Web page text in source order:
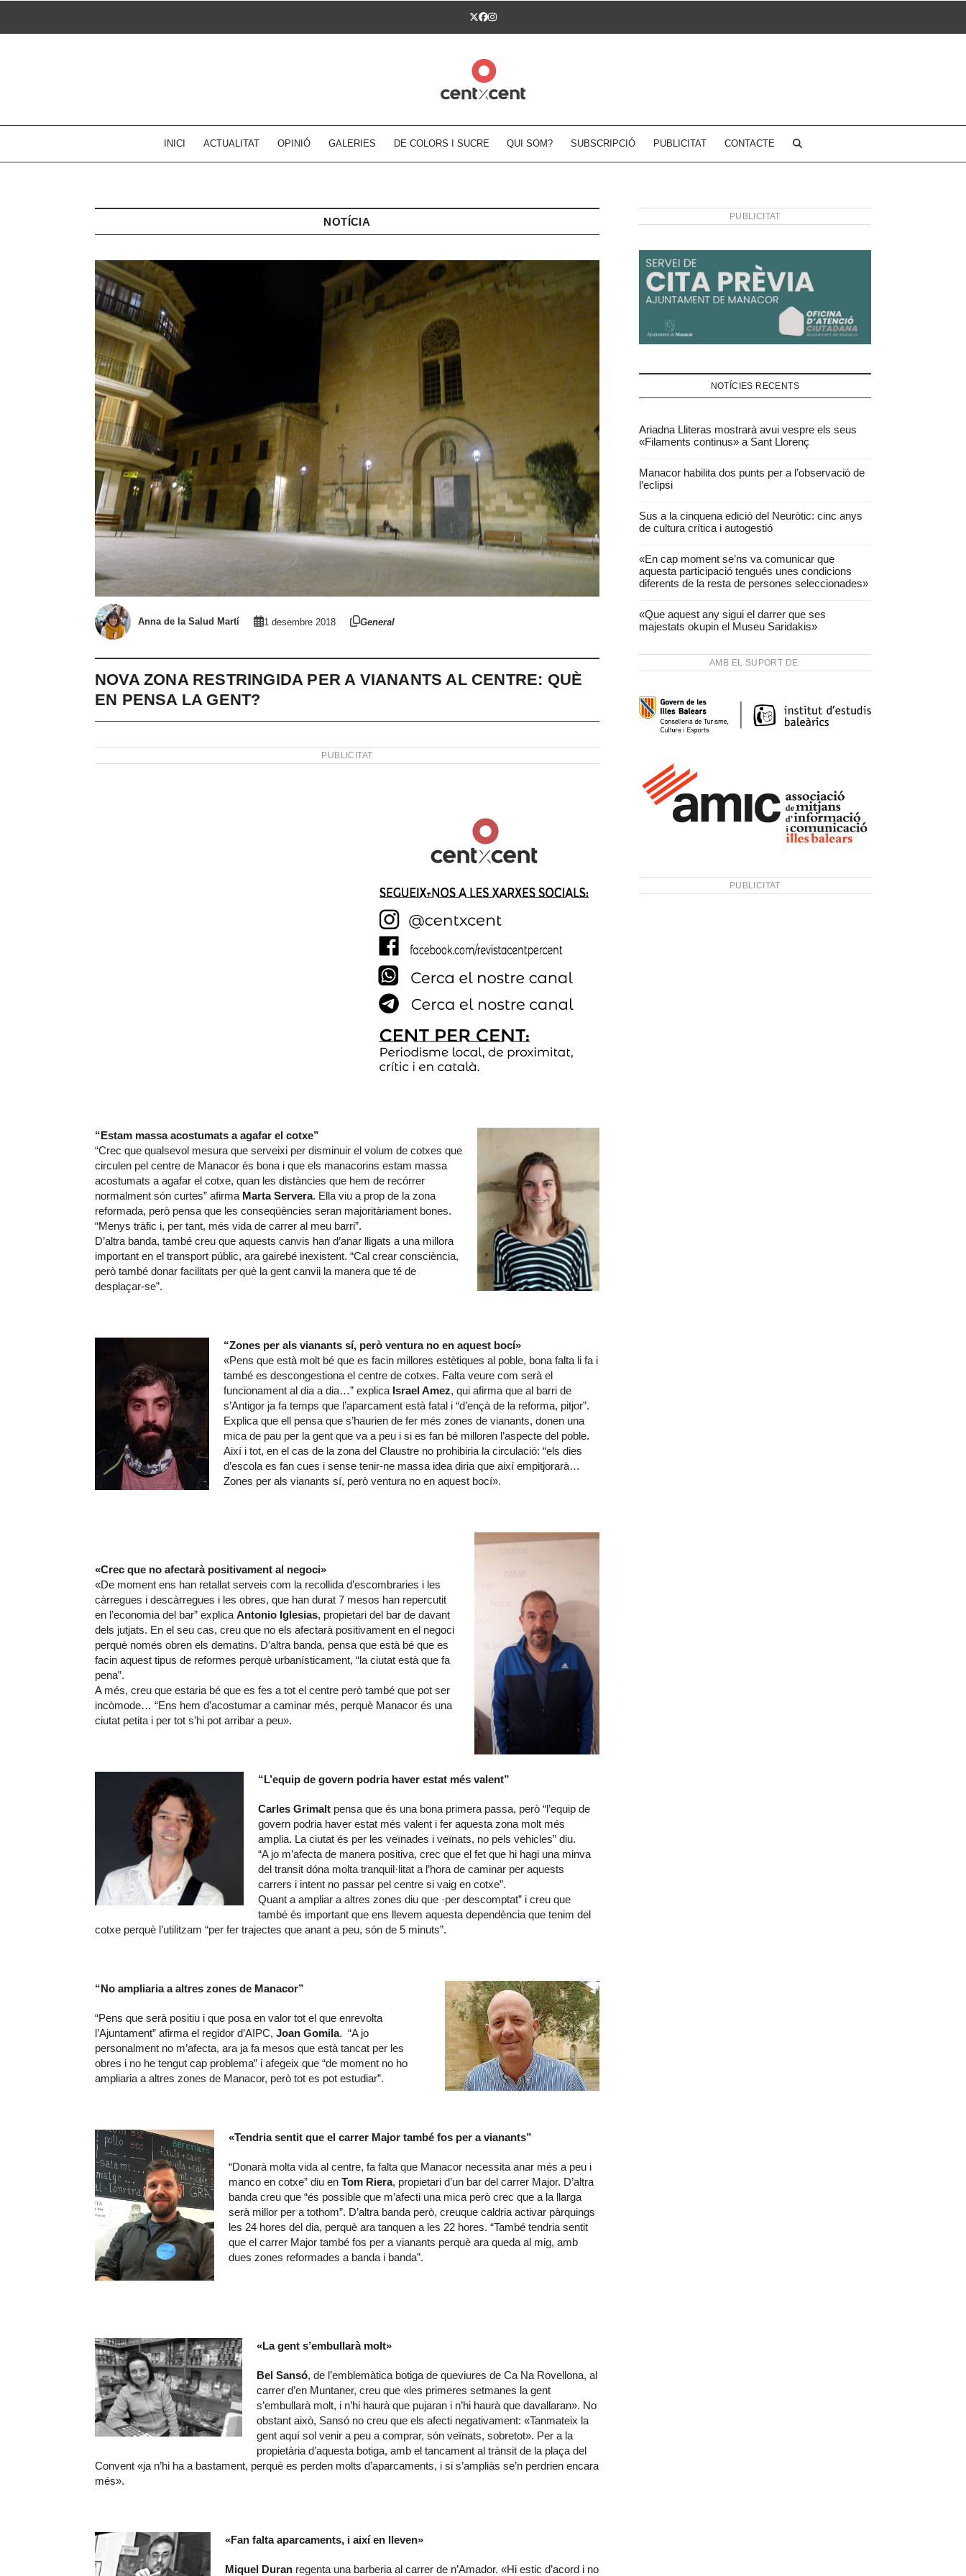
Twitter
Facebook
Instagram
INICI ACTUALITAT OPINIÓ GALERIES DE COLORS I SUCRE QUI SOM? SUBSCRIPCIÓ PUBLICITAT CONTACTE
NOTÍCIA
Anna de la Salud Martí 1 desembre 2018 General
NOVA ZONA RESTRINGIDA PER A VIANANTS AL CENTRE: QUÈ
EN PENSA LA GENT?
PUBLICITAT
“Estam massa acostumats a agafar el cotxe”
“Crec que qualsevol mesura que serveixi per disminuir el volum de cotxes que
circulen pel centre de Manacor és bona i que els manacorins estam massa
acostumats a agafar el cotxe, quan les distàncies que hem de recórrer
normalment són curtes” afirma Marta Servera. Ella viu a prop de la zona
reformada, però pensa que les conseqüències seran majoritàriament bones.
“Menys tràfic i, per tant, més vida de carrer al meu barri”.
D’altra banda, també creu que aquests canvis han d’anar lligats a una millora
important en el transport públic, ara gairebé inexistent. “Cal crear consciència,
però també donar facilitats per què la gent canvii la manera que té de
desplaçar-se”.
“Zones per als vianants sí, però ventura no en aquest bocí»
«Pens que està molt bé que es facin millores estètiques al poble, bona falta li fa i
també es descongestiona el centre de cotxes. Falta veure com serà el
funcionament al dia a dia…” explica Israel Amez, qui afirma que al barri de
s’Antigor ja fa temps que l’aparcament està fatal i “d’ençà de la reforma, pitjor”.
Explica que ell pensa que s’haurien de fer més zones de vianants, donen una
mica de pau per la gent que va a peu i si es fan bé milloren l’aspecte del poble.
Així i tot, en el cas de la zona del Claustre no prohibiria la circulació: “els dies
d’escola es fan cues i sense tenir-ne massa idea diria que així empitjorarà…
Zones per als vianants sí, però ventura no en aquest bocí».
«Crec que no afectarà positivament al negoci»
«De moment ens han retallat serveis com la recollida d’escombraries i les
càrregues i descàrregues i les obres, que han durat 7 mesos han repercutit
en l’economia del bar” explica Antonio Iglesias, propietari del bar de davant
dels jutjats. En el seu cas, creu que no els afectarà positivament en el negoci
perquè només obren els dematins. D’altra banda, pensa que està bé que es
facin aquest tipus de reformes perquè urbanísticament, “la ciutat està que fa
pena”.
A més, creu que estaria bé que es fes a tot el centre però també que pot ser
incòmode… “Ens hem d’acostumar a caminar més, perquè Manacor és una
ciutat petita i per tot s’hi pot arribar a peu».
“L’equip de govern podria haver estat més valent”
Carles Grimalt pensa que és una bona primera passa, però “l’equip de
govern podria haver estat més valent i fer aquesta zona molt més
amplia. La ciutat és per les veïnades i veïnats, no pels vehicles” diu.
“A jo m’afecta de manera positiva, crec que el fet que hi hagi una minva
del transit dóna molta tranquil·litat a l’hora de caminar per aquests
carrers i intent no passar pel centre si vaig en cotxe”.
Quant a ampliar a altres zones diu que ·per descomptat” i creu que
també és important que ens llevem aquesta dependència que tenim del
cotxe perquè l’utilitzam “per fer trajectes que anant a peu, són de 5 minuts”.
“No ampliaria a altres zones de Manacor”
“Pens que serà positiu i que posa en valor tot el que enrevolta
l’Ajuntament” afirma el regidor d’AIPC, Joan Gomila. “A jo
personalment no m’afecta, ara ja fa mesos que està tancat per les
obres i no he tengut cap problema” i afegeix que “de moment no ho
ampliaria a altres zones de Manacor, però tot es pot estudiar”.
«Tendria sentit que el carrer Major també fos per a vianants”
“Donarà molta vida al centre, fa falta que Manacor necessita anar més a peu i
manco en cotxe” diu en Tom Riera, propietari d’un bar del carrer Major. D’altra
banda creu que “és possible que m’afecti una mica però crec que a la llarga
serà millor per a tothom”. D’altra banda però, creuque caldria activar pàrquings
les 24 hores del dia, perquè ara tanquen a les 22 hores. “També tendria sentit
que el carrer Major també fos per a vianants perquè ara queda al mig, amb
dues zones reformades a banda i banda”.
«La gent s’embullarà molt»
Bel Sansó, de l’emblemàtica botiga de queviures de Ca Na Rovellona, al
carrer d’en Muntaner, creu que «les primeres setmanes la gent
s’embullarà molt, i n’hi haurà que pujaran i n’hi haurà que davallaran». No
obstant això, Sansó no creu que els afecti negativament: «Tanmateix la
gent aquí sol venir a peu a comprar, són veïnats, sobretot». Per a la
propietària d’aquesta botiga, amb el tancament al trànsit de la plaça del
Convent «ja n’hi ha a bastament, perquè es perden molts d’aparcaments, i si s’ampliàs se’n perdrien encara
més».
«Fan falta aparcaments, i així en lleven»
Miquel Duran regenta una barberia al carrer de n’Amador. «Hi estic d’acord i no
PUBLICITAT
NOTÍCIES RECENTS
Ariadna Lliteras mostrarà avui vespre els seus
«Filaments continus» a Sant Llorenç
Manacor habilita dos punts per a l’observació de
l’eclipsi
Sus a la cinquena edició del Neuròtic: cinc anys
de cultura crítica i autogestió
«En cap moment se’ns va comunicar que
aquesta participació tengués unes condicions
diferents de la resta de persones seleccionades»
«Que aquest any sigui el darrer que ses
majestats okupin el Museu Saridakis»
AMB EL SUPORT DE:
PUBLICITAT